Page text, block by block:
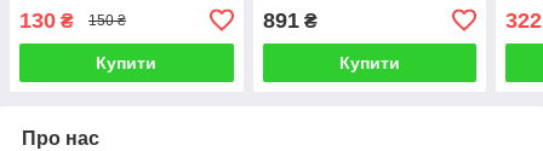
130 ₴ 150 ₴
Купити
891₴
Купити
322
Про нас